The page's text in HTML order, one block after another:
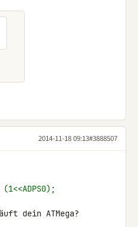
2014-11-18 09:13#3888507
dein ATMega?